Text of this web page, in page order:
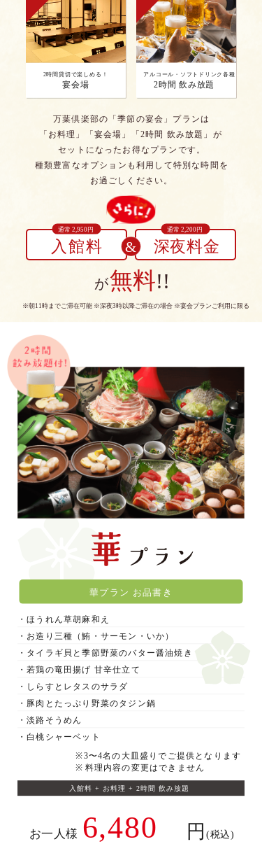
万葉倶楽部の「季節の宴会」プランは
「お料理」「宴会場」「2時間 飲み放題」が
セットになったお得なプランです。
種類豊富なオプションも利用して特別な時間を
お過ごしください。
2時間貸切で楽しめる！
宴会場
アルコール・ソフトドリンク各種
2時間 飲み放題
深夜料金
通常 2,200円
入館料
通常 2,950円
&
が !!
無料
※朝11時までご滞在可能 ※深夜3時以降ご滞在の場合 ※宴会プランご利用に限る
華プラン お品書き
入館料 + お料理 + 2時間 飲み放題
※3〜4名の大皿盛りでご提供となります
・ほうれん草胡麻和え
・お造り三種（鮪・サーモン・いか）
・タイラギ貝と季節野菜のバター醤油焼き
・若鶏の竜田揚げ 甘辛仕立て
・しらすとレタスのサラダ
・豚肉とたっぷり野菜のタジン鍋
・淡路そうめん
・白桃シャーベット
※料理内容の変更はできません
(税込)
お一人様 6,480 円